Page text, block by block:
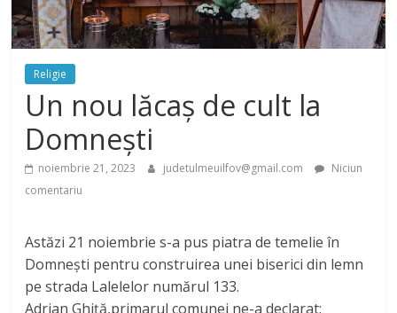
Religie
Un nou lăcaș de cult la
Domnești
noiembrie 21, 2023 judetulmeuilfov@gmail.com
Niciun
comentariu
Astăzi 21 noiembrie s-a pus piatra de temelie în
Domnești pentru construirea unei biserici din lemn
pe strada Lalelelor numărul 133.
Adrian Ghiță,primarul comunei ne-a declarat: